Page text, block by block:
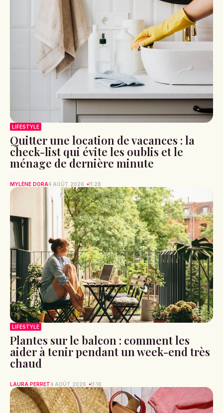
LIFESTYLE
Quitter une location de vacances : la
check-list qui évite les oublis et le
ménage de dernière minute
MYLÈNE DORA4 AOÛT 2026 11:28
LIFESTYLE
Plantes sur le balcon : comment les
aider à tenir pendant un week-end très
chaud
LAURA PERRET4 AOÛT 2026 11:16